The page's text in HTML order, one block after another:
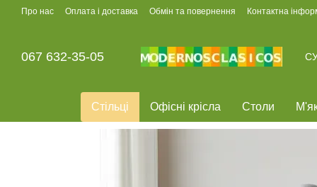
Перейти до основного контенту
Про нас Оплата і доставка Обмін та повернення Контактна
067 632-35-05
Стільці Офісні крісла Столи